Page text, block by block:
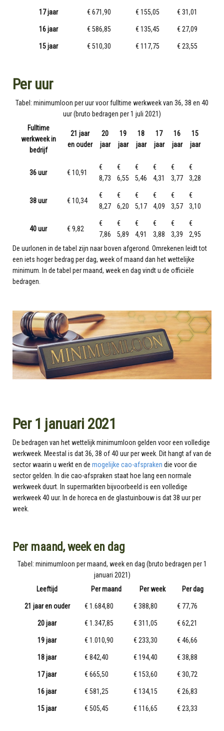
17 jaar € 671,90 € 155,05 € 31,01
16 jaar € 586,85 € 135,45 € 27,09
15 jaar € 510,30 € 117,75 € 23,55
Per uur
Fulltime
werkweek in
bedrijf
21 jaar
en ouder
20
jaar
19
jaar
18
jaar
17
jaar
16
jaar
15
jaar
Tabel: minimumloon per uur voor fulltime werkweek van 36, 38 en 40
uur (bruto bedragen per 1 juli 2021)
36 uur € 10,91
€
8,73
€
6,55
€
5,46
€
4,31
€
3,77
€
3,28
38 uur € 10,34
€
8,27
€
6,20
€
5,17
€
4,09
€
3,57
€
3,10
40 uur € 9,82
€
7,86
€
5,89
€
4,91
€
3,88
€
3,39
€
2,95
De uurlonen in de tabel zijn naar boven afgerond. Omrekenen leidt tot
een iets hoger bedrag per dag, week of maand dan het wettelijke
minimum. In de tabel per maand, week en dag vindt u de officiële
bedragen.
Per 1 januari 2021
De bedragen van het wettelijk minimumloon gelden voor een volledige
werkweek. Meestal is dat 36, 38 of 40 uur per week. Dit hangt af van de
sector waarin u werkt en de mogelijke cao-afspraken die voor die
sector gelden. In die cao-afspraken staat hoe lang een normale
werkweek duurt. In supermarkten bijvoorbeeld is een volledige
werkweek 40 uur. In de horeca en de glastuinbouw is dat 38 uur per
week.
Per maand, week en dag
Leeftijd Per maand Per week Per dag
Tabel: minimumloon per maand, week en dag (bruto bedragen per 1
januari 2021)
21 jaar en ouder € 1.684,80 € 388,80 € 77,76
20 jaar € 1.347,85 € 311,05 € 62,21
19 jaar € 1.010,90 € 233,30 € 46,66
18 jaar € 842,40 € 194,40 € 38,88
17 jaar € 665,50 € 153,60 € 30,72
16 jaar € 581,25 € 134,15 € 26,83
15 jaar € 505,45 € 116,65 € 23,33